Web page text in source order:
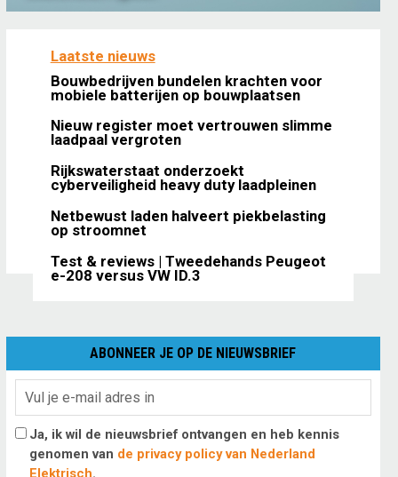
Laatste nieuws
Bouwbedrijven bundelen krachten voor
mobiele batterijen op bouwplaatsen
Nieuw register moet vertrouwen slimme
laadpaal vergroten
Rijkswaterstaat onderzoekt
cyberveiligheid heavy duty laadpleinen
Netbewust laden halveert piekbelasting
op stroomnet
Test & reviews | Tweedehands Peugeot
e-208 versus VW ID.3
ABONNEER JE OP DE NIEUWSBRIEF
Ja, ik wil de nieuwsbrief ontvangen en heb kennis
genomen van de privacy policy van Nederland
Elektrisch.